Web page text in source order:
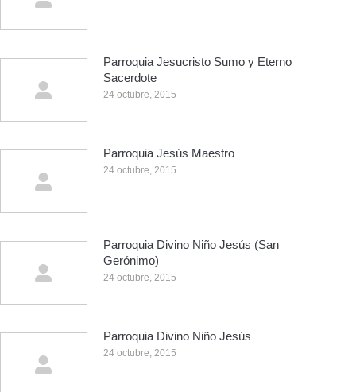
Parroquia Jesucristo Sumo y Eterno
Sacerdote
24 octubre, 2015
Parroquia Jesús Maestro
24 octubre, 2015
Parroquia Divino Niño Jesús (San
Gerónimo)
24 octubre, 2015
Parroquia Divino Niño Jesús
24 octubre, 2015